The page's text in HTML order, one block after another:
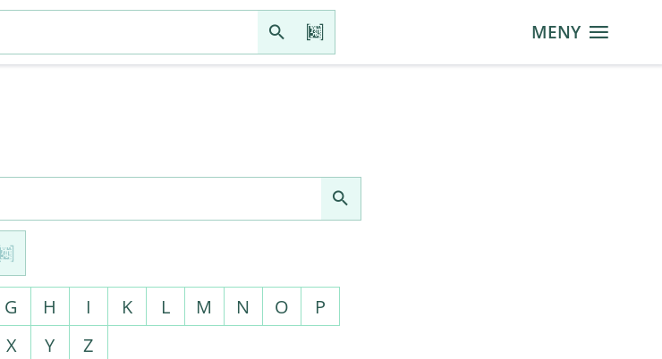
MENY
G H I K L M N O
P
X Y Z